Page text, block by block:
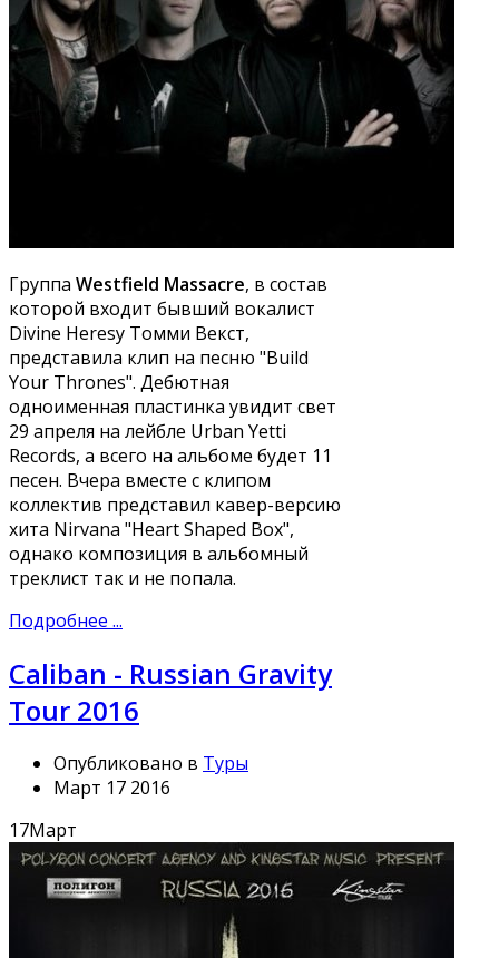
Группа Westfield Massacre, в состав
которой входит бывший вокалист
Divine Heresy Томми Векст,
представила клип на песню "Build
Your Thrones". Дебютная
одноименная пластинка увидит свет
29 апреля на лейбле Urban Yetti
Records, а всего на альбоме будет 11
песен. Вчера вместе с клипом
коллектив представил кавер-версию
хита Nirvana "Heart Shaped Box",
однако композиция в альбомный
треклист так и не попала.
Подробнее ...
Caliban - Russian Gravity
Tour 2016
Опубликовано в Туры
Март 17 2016
17Март